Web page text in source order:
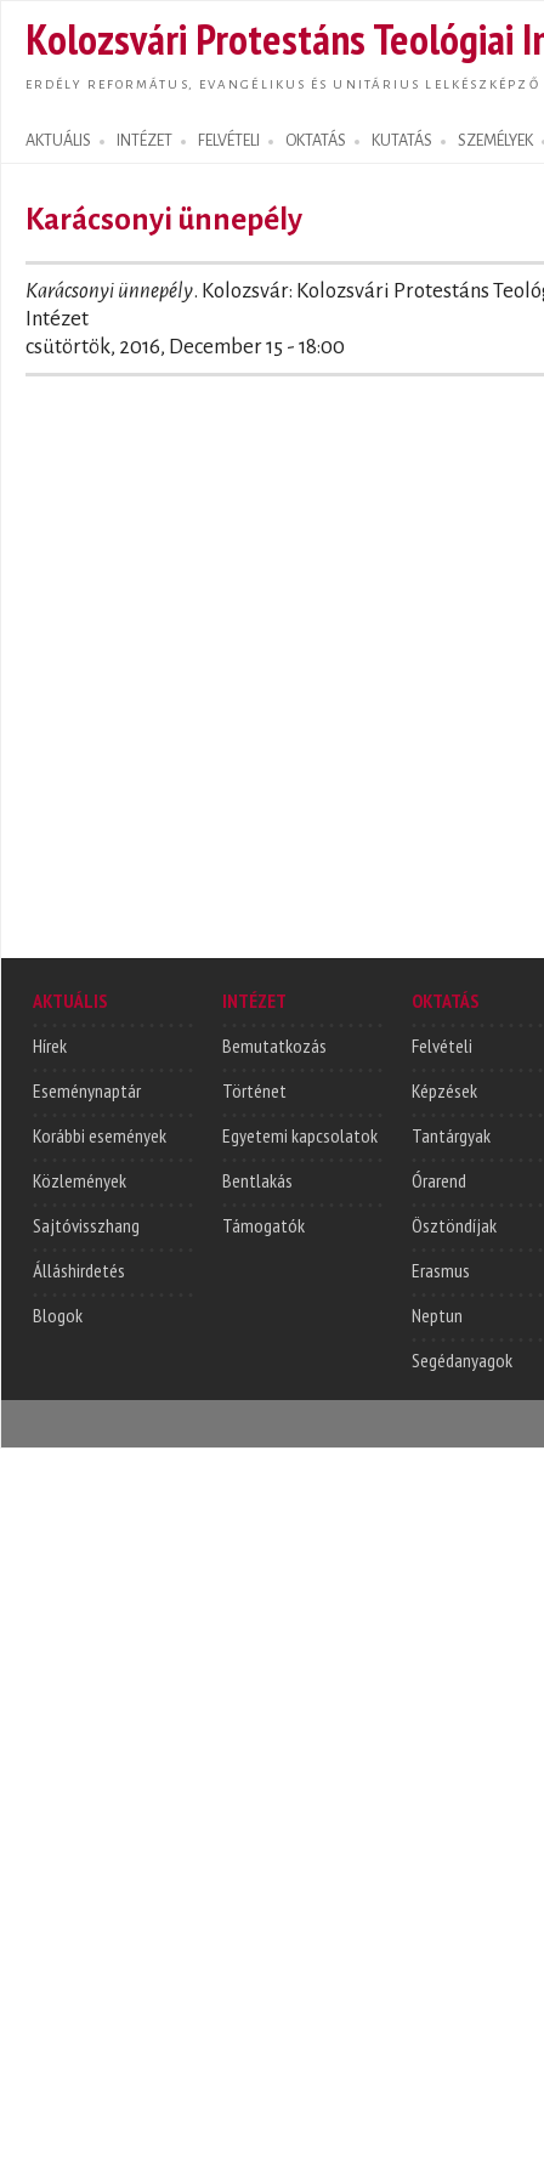
Kolozsvári Protestáns Teológiai
ERDÉLY REFORMÁTUS, EVANGÉLIKUS ÉS UNITÁRIUS LELKÉSZKÉPZŐ
AKTUÁLIS INTÉZET FELVÉTELI OKTATÁS KUTATÁS SZEMÉLYEK
Search form
Karácsonyi ünnepély
Karácsonyi ünnepély. Kolozsvár: Kolozsvári Protestáns
Intézet
csütörtök, 2016, December 15 - 18:00
AKTUÁLIS
Hírek
Eseménynaptár
Korábbi események
Közlemények
Sajtóvisszhang
Álláshirdetés
Blogok
INTÉZET
Bemutatkozás
Történet
Egyetemi kapcsolatok
Bentlakás
Támogatók
OKTATÁS
Felvételi
Képzések
Tantárgyak
Órarend
Ösztöndíjak
Erasmus
Neptun
Segédanyagok